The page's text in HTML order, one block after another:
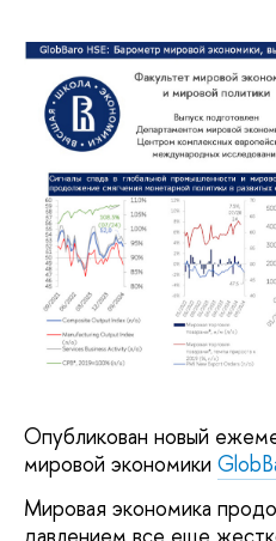
Опубликован новый
мировой экономики
Мировая экономика